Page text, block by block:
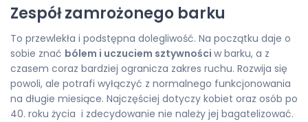
Zespół zamrożonego barku
To przewlekła i podstępna dolegliwość. Na początku daje o
sobie znać bólem i uczuciem sztywności w barku, a z
czasem coraz bardziej ogranicza zakres ruchu. Rozwija się
powoli, ale potrafi wyłączyć z normalnego funkcjonowania
na długie miesiące. Najczęściej dotyczy kobiet oraz osób po
40. roku życia i zdecydowanie nie należy jej bagatelizować.